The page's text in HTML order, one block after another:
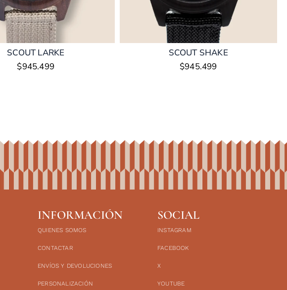
SCOUT LARKE
$945.499
SCOUT SHAKE
$945.499
INFORMACIÓN
QUIENES SOMOS
CONTACTAR
ENVÍOS Y DEVOLUCIONES
PERSONALIZACIÓN
SOCIAL
INSTAGRAM
FACEBOOK
X
YOUTUBE